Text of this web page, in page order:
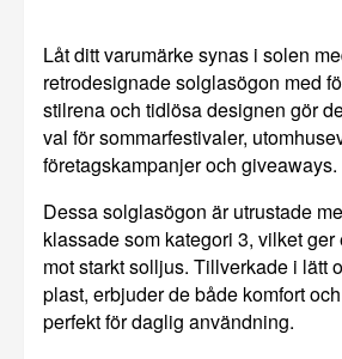
Låt ditt varumärke synas i solen
retrodesignade solglasögon med
stilrena och tidlösa designen gör
val för sommarfestivaler,
företagskampanjer och giveaways.
Dessa solglasögon är utrustade
klassade som kategori 3, vilket ger
mot starkt solljus. Tillverkade i lätt
plast, erbjuder de både komfort
perfekt för daglig användning.